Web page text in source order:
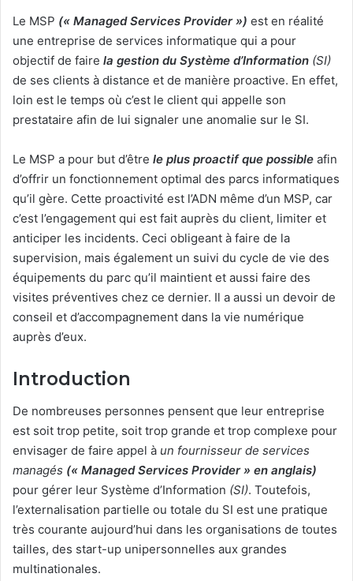
Le MSP (« Managed Services Provider ») est en réalité
une entreprise de services informatique qui a pour
objectif de faire la gestion du Système d’Information (SI)
de ses clients à distance et de manière proactive. En effet,
loin est le temps où c’est le client qui appelle son
prestataire afin de lui signaler une anomalie sur le SI.
Le MSP a pour but d’être le plus proactif que possible afin
d’offrir un fonctionnement optimal des parcs informatiques
qu’il gère. Cette proactivité est l’ADN même d’un MSP, car
c’est l’engagement qui est fait auprès du client, limiter et
anticiper les incidents. Ceci obligeant à faire de la
supervision, mais également un suivi du cycle de vie des
équipements du parc qu’il maintient et aussi faire des
visites préventives chez ce dernier. Il a aussi un devoir de
conseil et d’accompagnement dans la vie numérique
auprès d’eux.
Introduction
De nombreuses personnes pensent que leur entreprise
est soit trop petite, soit trop grande et trop complexe pour
envisager de faire appel à un fournisseur de services
managés (« Managed Services Provider » en anglais)
pour gérer leur Système d’Information (SI). Toutefois,
l’externalisation partielle ou totale du SI est une pratique
très courante aujourd’hui dans les organisations de toutes
tailles, des start-up unipersonnelles aux grandes
multinationales.